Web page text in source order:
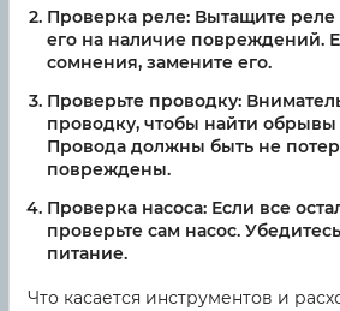
Проверка реле: Вытащите реле
его на наличие повреждений.
сомнения, замените его.
Проверьте проводку:
проводку, чтобы найти
Провода должны быть не
повреждены.
Проверка насоса: Если все
проверьте сам насос.
питание.
Что касается инструментов и